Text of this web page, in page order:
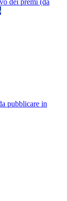
dei premi (da
pubblicare in